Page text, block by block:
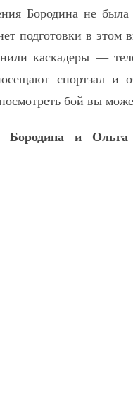
Бородина не была
подготовки в этом
каскадеры —
спортзал и
бой вы
Бородина и